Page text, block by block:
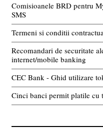
Comisioanele BRD pentru
SMS
Termeni si conditii
Recomandari de securitate
internet/mobile banking
CEC Bank - Ghid utilizare
Cinci banci permit platile cu